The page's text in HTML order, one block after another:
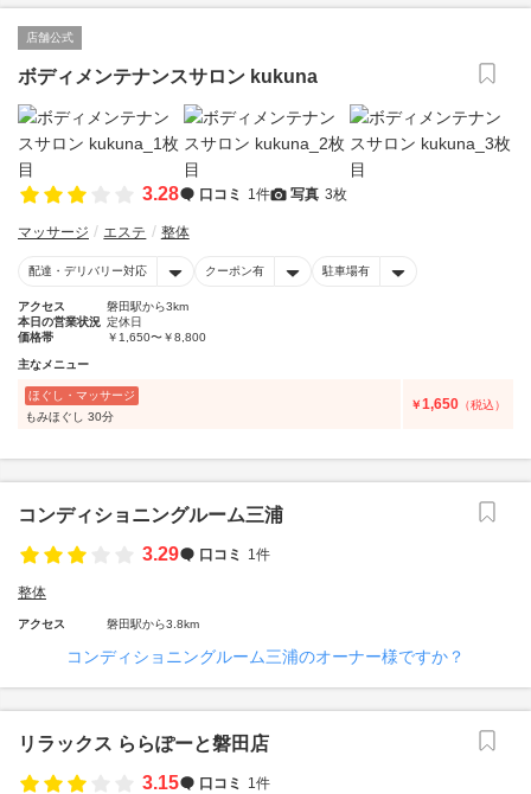
店舗公式
ボディメンテナンスサロン kukuna
3.28 口コミ 1件 写真 3枚
マッサージ エステ 整体
配達・デリバリー対応 クーポン有 駐車場有
アクセス
磐田駅から3km
本日の営業状況 定休日
価格帯
￥1,650〜￥8,800
主なメニュー
ほぐし・マッサージ
もみほぐし 30分
￥1,650 （税込）
コンディショニングルーム三浦
3.29
口コミ 1件
整体
アクセス 磐田駅から3.8km
コンディショニングルーム三浦のオーナー様ですか？
リラックス ららぽーと磐田店
3.15
口コミ 1件